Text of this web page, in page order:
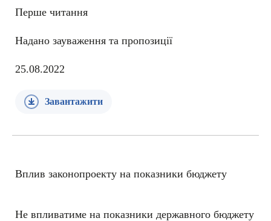
Перше читання
Надано зауваження та пропозиції
25.08.2022
Завантажити
Вплив законопроекту на показники бюджету
Не впливатиме на показники державного бюджету